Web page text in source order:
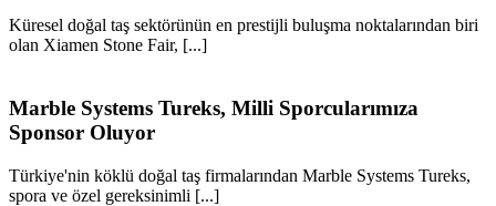
Küresel doğal taş sektörünün en prestijli buluşma noktalarından biri
olan Xiamen Stone Fair, [...]
Marble Systems Tureks, Milli Sporcularımıza
Sponsor Oluyor
Türkiye'nin köklü doğal taş firmalarından Marble Systems Tureks,
spora ve özel gereksinimli [...]